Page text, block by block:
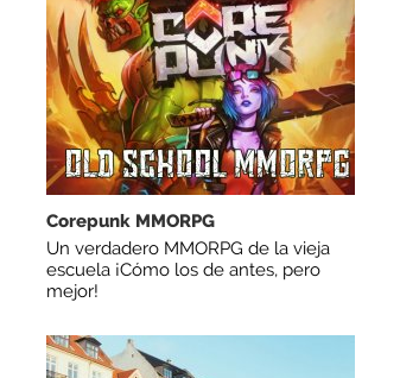
Corepunk MMORPG
Un verdadero MMORPG de la vieja
escuela ¡Cómo los de antes, pero
mejor!